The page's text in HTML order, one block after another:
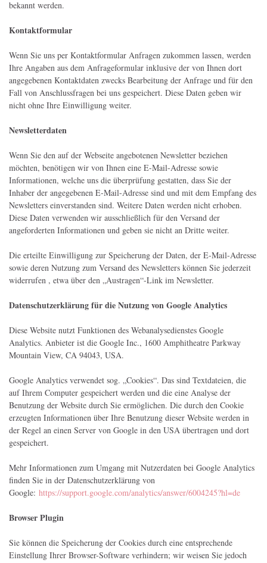
bekannt werden.
Kontaktformular
Wenn Sie uns per Kontaktformular Anfragen zukommen lassen, werden
Ihre Angaben aus dem Anfrageformular inklusive der von Ihnen dort
angegebenen Kontaktdaten zwecks Bearbeitung der Anfrage und für den
Fall von Anschlussfragen bei uns gespeichert. Diese Daten geben wir
nicht ohne Ihre Einwilligung weiter.
Newsletterdaten
Wenn Sie den auf der Webseite angebotenen Newsletter beziehen
möchten, benötigen wir von Ihnen eine E-Mail-Adresse sowie
Informationen, welche uns die überprüfung gestatten, dass Sie der
Inhaber der angegebenen E-Mail-Adresse sind und mit dem Empfang des
Newsletters einverstanden sind. Weitere Daten werden nicht erhoben.
Diese Daten verwenden wir ausschließlich für den Versand der
angeforderten Informationen und geben sie nicht an Dritte weiter.
Die erteilte Einwilligung zur Speicherung der Daten, der E-Mail-Adresse
sowie deren Nutzung zum Versand des Newsletters können Sie jederzeit
widerrufen , etwa über den „Austragen“-Link im Newsletter.
Datenschutzerklärung für die Nutzung von Google Analytics
Diese Website nutzt Funktionen des Webanalysedienstes Google
Analytics. Anbieter ist die Google Inc., 1600 Amphitheatre Parkway
Mountain View, CA 94043, USA.
Google Analytics verwendet sog. „Cookies“. Das sind Textdateien, die
auf Ihrem Computer gespeichert werden und die eine Analyse der
Benutzung der Website durch Sie ermöglichen. Die durch den Cookie
erzeugten Informationen über Ihre Benutzung dieser Website werden in
der Regel an einen Server von Google in den USA übertragen und dort
gespeichert.
Mehr Informationen zum Umgang mit Nutzerdaten bei Google Analytics
finden Sie in der Datenschutzerklärung von
Google: https://support.google.com/analytics/answer/6004245?hl=de
Browser Plugin
Sie können die Speicherung der Cookies durch eine entsprechende
Einstellung Ihrer Browser-Software verhindern; wir weisen Sie jedoch